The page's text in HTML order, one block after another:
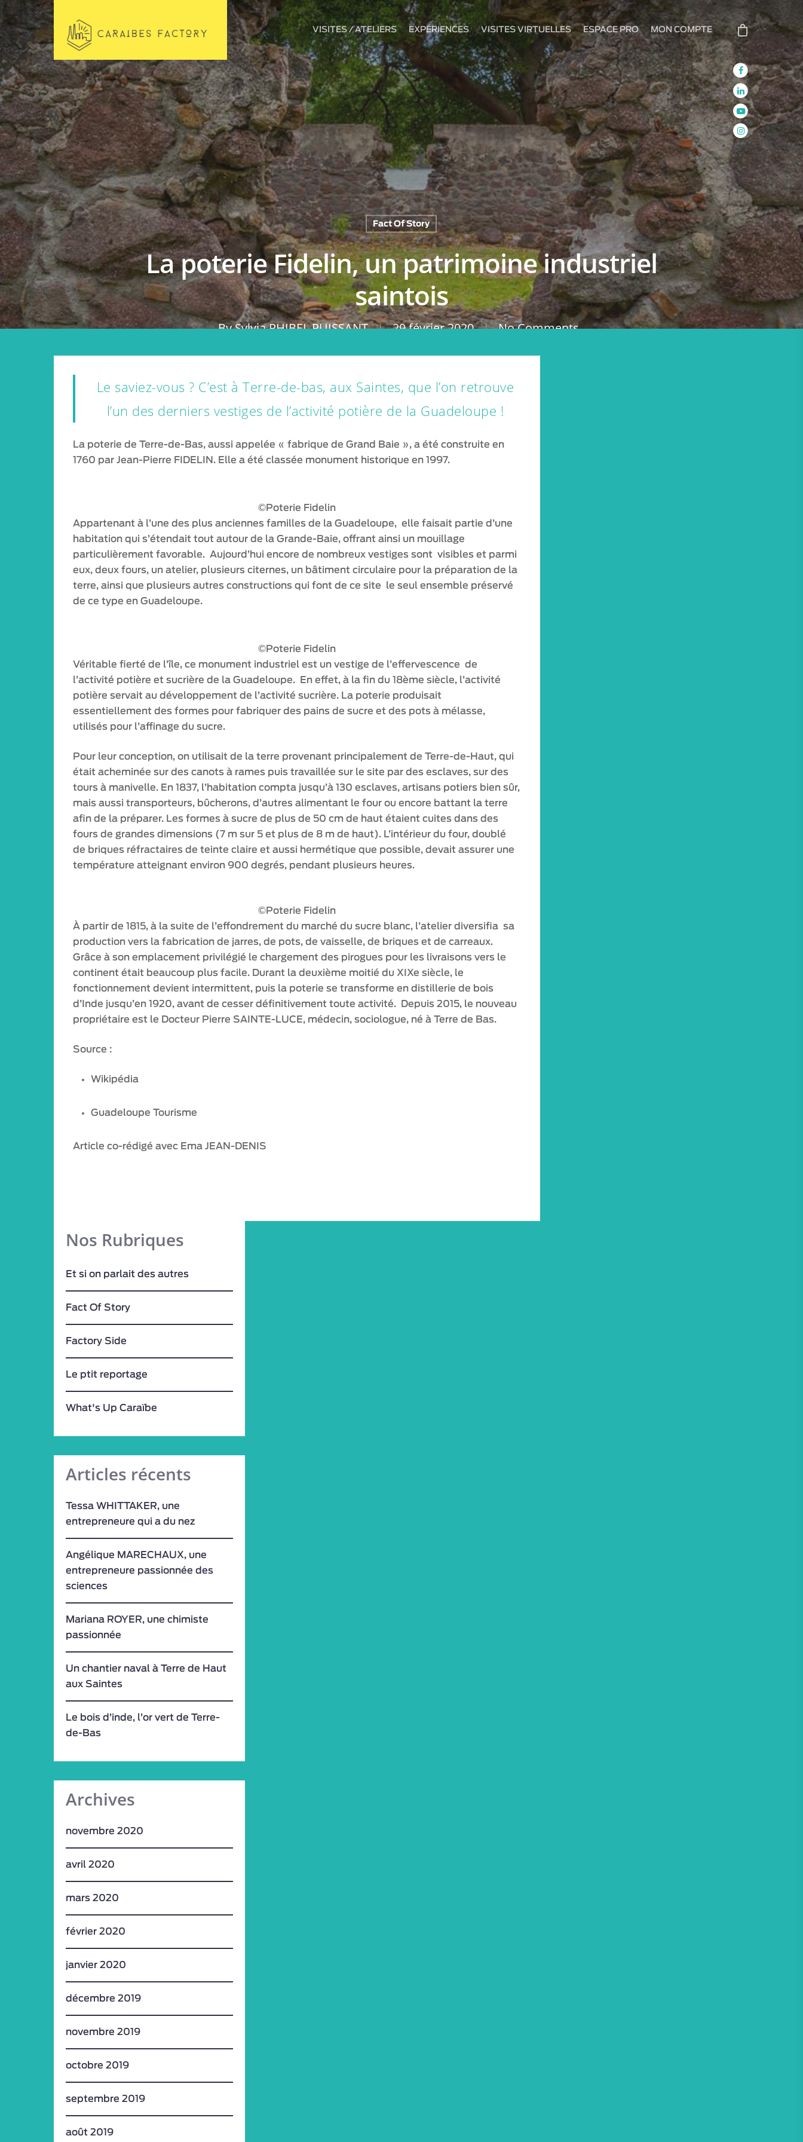
VISITES / ATELIERS EXPÉRIENCES VISITES VIRTUELLES ESPACE PRO MON COMPTE
Fact Of Story
La poterie Fidelin, un patrimoine industriel
saintois
BySylvia PHIBEL PUISSANT 29 février 2020 No Comments
Le saviez-vous ? C’est à Terre-de-bas, aux Saintes, que l’on retrouve
l’un des derniers vestiges de l’activité potière de la Guadeloupe !
La poterie de Terre-de-Bas, aussi appelée « fabrique de Grand Baie », a été construite en
1760 par Jean-Pierre FIDELIN. Elle a été classée monument historique en 1997.
©Poterie Fidelin
Appartenant à l’une des plus anciennes familles de la Guadeloupe, elle faisait partie d’une
habitation qui s’étendait tout autour de la Grande-Baie, offrant ainsi un mouillage
particulièrement favorable. Aujourd’hui encore de nombreux vestiges sont visibles et parmi
eux, deux fours, un atelier, plusieurs citernes, un bâtiment circulaire pour la préparation de la
terre, ainsi que plusieurs autres constructions qui font de ce site le seul ensemble préservé
de ce type en Guadeloupe.
©Poterie Fidelin
Véritable fierté de l’île, ce monument industriel est un vestige de l’effervescence de
l’activité potière et sucrière de la Guadeloupe. En effet, à la fin du 18ème siècle, l’activité
potière servait au développement de l’activité sucrière. La poterie produisait
essentiellement des formes pour fabriquer des pains de sucre et des pots à mélasse,
utilisés pour l’affinage du sucre.
Pour leur conception, on utilisait de la terre provenant principalement de Terre-de-Haut, qui
était acheminée sur des canots à rames puis travaillée sur le site par des esclaves, sur des
tours à manivelle. En 1837, l’habitation compta jusqu’à 130 esclaves, artisans potiers bien sûr,
mais aussi transporteurs, bûcherons, d’autres alimentant le four ou encore battant la terre
afin de la préparer. Les formes à sucre de plus de 50 cm de haut étaient cuites dans des
fours de grandes dimensions (7 m sur 5 et plus de 8 m de haut). L’intérieur du four, doublé
de briques réfractaires de teinte claire et aussi hermétique que possible, devait assurer une
température atteignant environ 900 degrés, pendant plusieurs heures.
©Poterie Fidelin
À partir de 1815, à la suite de l’effondrement du marché du sucre blanc, l’atelier diversifia sa
production vers la fabrication de jarres, de pots, de vaisselle, de briques et de carreaux.
Grâce à son emplacement privilégié le chargement des pirogues pour les livraisons vers le
continent était beaucoup plus facile. Durant la deuxième moitié du XIXe siècle, le
fonctionnement devient intermittent, puis la poterie se transforme en distillerie de bois
d’Inde jusqu’en 1920, avant de cesser définitivement toute activité. Depuis 2015, le nouveau
propriétaire est le Docteur Pierre SAINTE-LUCE, médecin, sociologue, né à Terre de Bas.
Source :
Wikipédia
Guadeloupe Tourisme
Article co-rédigé avec Ema JEAN-DENIS
Nos Rubriques
Et si on parlait des autres
Fact Of Story
Factory Side
Le ptit reportage
What's Up Caraïbe
Articles récents
Tessa WHITTAKER, une
entrepreneure qui a du nez
Angélique MARECHAUX, une
entrepreneure passionnée des
sciences
Mariana ROYER, une chimiste
passionnée
Un chantier naval à Terre de Haut
aux Saintes
Le bois d’inde, l’or vert de Terre-
de-Bas
Archives
novembre 2020
avril 2020
mars 2020
février 2020
janvier 2020
décembre 2019
novembre 2019
octobre 2019
septembre 2019
août 2019